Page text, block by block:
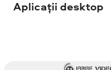
Aplicații desktop